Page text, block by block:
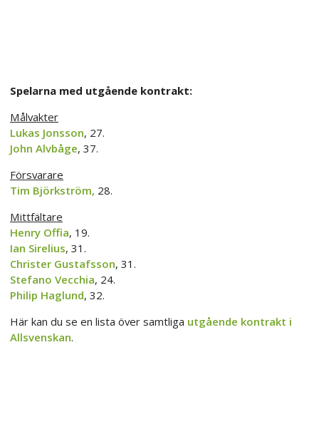
Spelarna med utgående kontrakt:
Målvakter
Lukas Jonsson, 27.
John Alvbåge, 37.
Försvarare
Tim Björkström, 28.
Mittfältare
Henry Offia, 19.
Ian Sirelius, 31.
Christer Gustafsson, 31.
Stefano Vecchia, 24.
Philip Haglund, 32.
Här kan du se en lista över samtliga utgående kontrakt i
Allsvenskan.